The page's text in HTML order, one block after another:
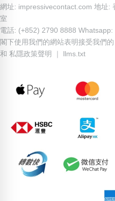
網址: impressivecontact.com 地址:
室
電話: (+852) 2790 8888 Whatsapp:
閣下使用我們的網站表明接受我們的
和 私隱政策聲明 llms.txt